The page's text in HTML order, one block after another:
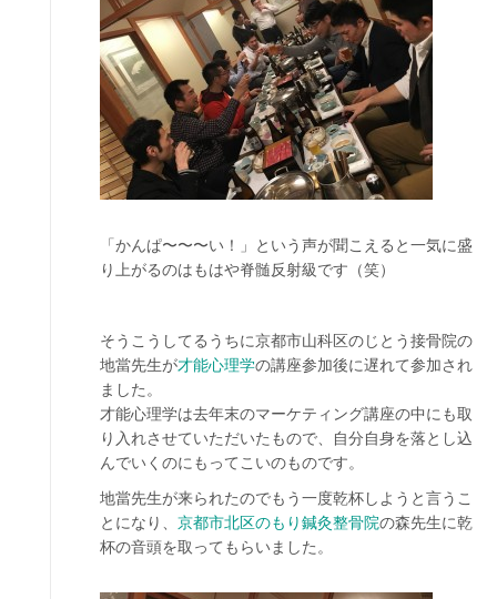
「かんぱ〜〜〜い！」という声が聞こえると一気に盛
り上がるのはもはや脊髄反射級です（笑）
そうこうしてるうちに京都市山科区のじとう接骨院の
地當先生が才能心理学の講座参加後に遅れて参加され
ました。
才能心理学は去年末のマーケティング講座の中にも取
り入れさせていただいたもので、自分自身を落とし込
んでいくのにもってこいのものです。
地當先生が来られたのでもう一度乾杯しようと言うこ
とになり、 京都市北区のもり鍼灸整骨院の森先生に乾
杯の音頭を取ってもらいました。